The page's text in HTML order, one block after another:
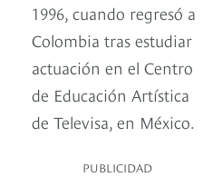
1996, cuando regresó a
Colombia tras estudiar
actuación en el Centro
de Educación Artística
de Televisa, en México.
PUBLICIDAD